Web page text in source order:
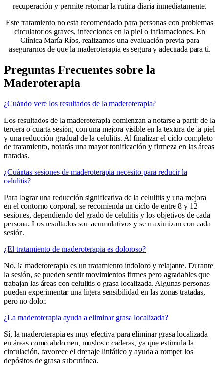
recuperación y permite retomar la rutina diaria inmediatamente.
Este tratamiento no está recomendado para personas con problemas
circulatorios graves, infecciones en la piel o inflamaciones. En
Clínica María Ríos, realizamos una evaluación previa para
asegurarnos de que la maderoterapia es segura y adecuada para ti.
Preguntas Frecuentes sobre la
Maderoterapia
¿Cuándo veré los resultados de la maderoterapia?
Los resultados de la maderoterapia comienzan a notarse a partir de la
tercera o cuarta sesión, con una mejora visible en la textura de la piel
y una reducción gradual de la celulitis. Al finalizar el ciclo completo
de tratamiento, notarás una mayor tonificación y firmeza en las áreas
tratadas.
¿Cuántas sesiones de maderoterapia necesito para reducir la
celulitis?
Para lograr una reducción significativa de la celulitis y una mejora
en el contorno corporal, se recomienda un ciclo de entre 8 y 12
sesiones, dependiendo del grado de celulitis y los objetivos de cada
persona. Los resultados son acumulativos y se maximizan con cada
sesión.
¿El tratamiento de maderoterapia es doloroso?
No, la maderoterapia es un tratamiento indoloro y relajante. Durante
la sesión, se pueden sentir movimientos firmes pero agradables que
trabajan las áreas con celulitis o grasa localizada. Algunas personas
pueden experimentar una ligera sensibilidad en las zonas tratadas,
pero no dolor.
¿La maderoterapia ayuda a eliminar grasa localizada?
Sí, la maderoterapia es muy efectiva para eliminar grasa localizada
en áreas como abdomen, muslos o caderas, ya que estimula la
circulación, favorece el drenaje linfático y ayuda a romper los
depósitos de grasa subcutánea.